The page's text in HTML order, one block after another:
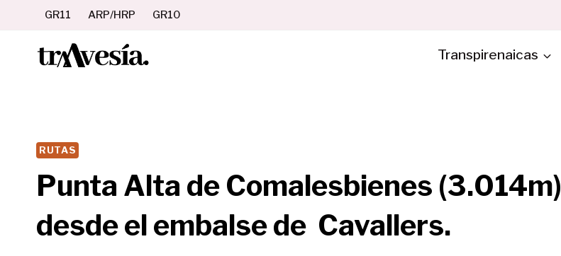
contenido
GR11 ARP/HRP GR10
Transpirenaicas
RUTAS
Punta Alta de Comalesbienes (3.014m)
desde el embalse de Cavallers.